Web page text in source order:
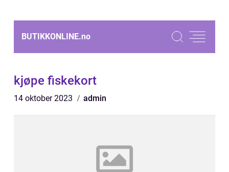
BUTIKKONLINE.no
kjøpe fiskekort
14 oktober 2023 admin